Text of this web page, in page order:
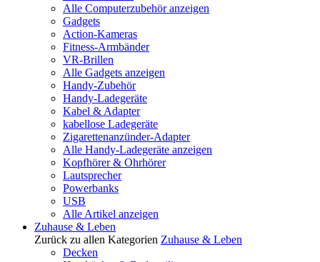
Alle Computerzubehör anzeigen
Gadgets
Action-Kameras
Fitness-Armbänder
VR-Brillen
Alle Gadgets anzeigen
Handy-Zubehör
Handy-Ladegeräte
Kabel & Adapter
kabellose Ladegeräte
Zigarettenanzünder-Adapter
Alle Handy-Ladegeräte anzeigen
Kopfhörer & Ohrhörer
Lautsprecher
Powerbanks
USB
Alle Artikel anzeigen
Zuhause & Leben
Zurück zu allen Kategorien Zuhause & Leben
Decken